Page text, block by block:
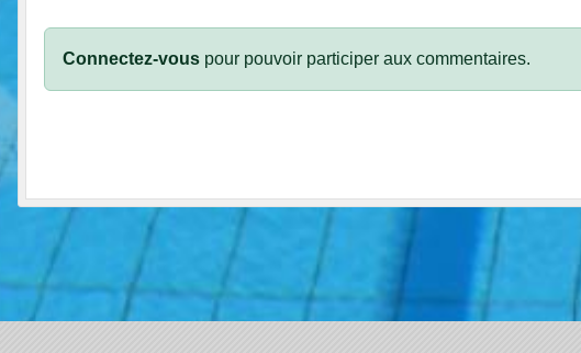
Connectez-vous pour pouvoir participer aux commentaires.